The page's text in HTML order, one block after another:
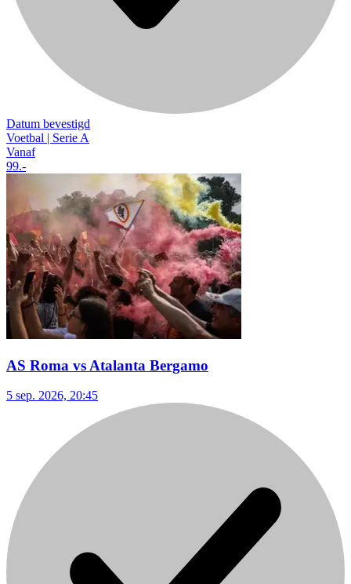
Datum bevestigd
Voetbal | Serie A
Vanaf
99.-
AS Roma vs Atalanta Bergamo
5 sep. 2026, 20:45